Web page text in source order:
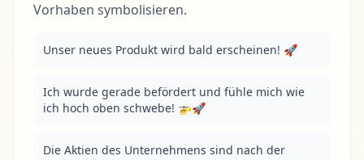
Vorhaben symbolisieren.
Unser neues Produkt wird bald erscheinen! 🚀
Ich wurde gerade befördert und fühle mich wie
ich hoch oben schwebe! 🚁🚀
Die Aktien des Unternehmens sind nach der